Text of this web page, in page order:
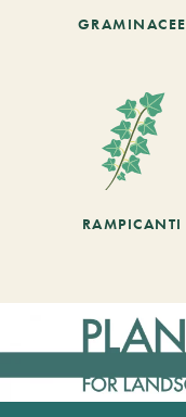
GRAMINACEE
RAMPICANTI